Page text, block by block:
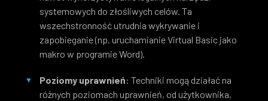
systemowych do złośliwych celów. Ta
wszechstronność utrudnia wykrywanie i
zapobieganie (np. uruchamianie Virtual Basic jako
makro w programie Word).
Poziomy uprawnień: Techniki mogą działać na
różnych poziomach uprawnień, od użytkownika,